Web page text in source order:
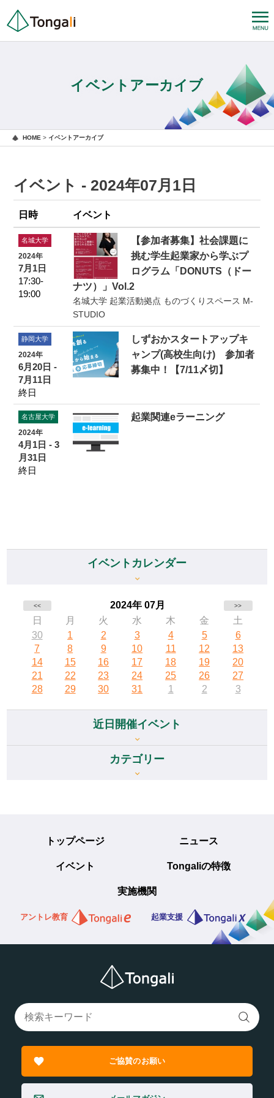
イベントアーカイブ
HOME > イベントアーカイブ
イベント - 2024年07月1日
日時 イベント
名城大学
2024年
7月1日
17:30-
19:00
【参加者募集】社会課題に
挑む学生起業家から学ぶプ
ログラム「DONUTS（ドー
ナツ）」Vol.2
名城大学 起業活動拠点 ものづくりスペース M-
STUDIO
静岡大学
2024年
6月20日 -
7月11日
終日
しずおかスタートアップキ
ャンプ(高校生向け) 参加者
募集中！【7/11〆切】
名古屋大学
2024年
4月1日 - 3
月31日
終日
起業関連eラーニング
イベントカレンダー
<< 2024年 07月 >>
日 月 火 水 木 金
土
30
1 2 3 4 5
6
7
8 9 10 11 12
13
14
15 16 17 18 19
20
21
22 23 24 25 26
27
28
29 30 31 1 2 3
近日開催イベント
カテゴリー
トップページ ニュース
イベント Tongaliの特徴
実施機関
アントレ教育 起業支援
ご協賛のお願い